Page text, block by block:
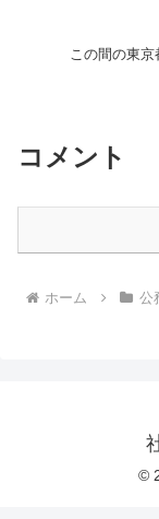
この間の東
コメント
ホーム 公
©